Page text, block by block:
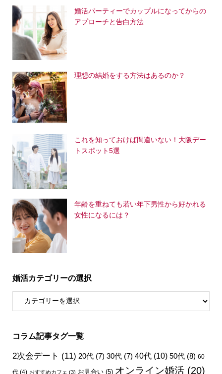
婚活パーティーでカップルになってからの
アプローチと告白方法
理想の結婚をする方法はあるのか？
これを知っておけば間違いない！大阪デー
トスポット5選
年齢を重ねても若い年下男性から好かれる
女性になるには？
婚活カテゴリーの選択
コラム記事タグ一覧
2次会デート (11) 20代(7) 30代(7) 40代(10) 50代(8) 60
代(4) おすすめカフェ (3) お見合い(5) オンライン婚活(20)